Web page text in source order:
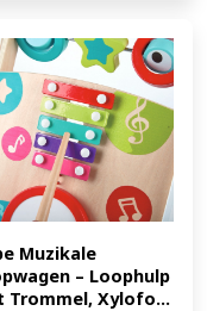
Muzikale
– Loophulp
Trommel, Xylofo...